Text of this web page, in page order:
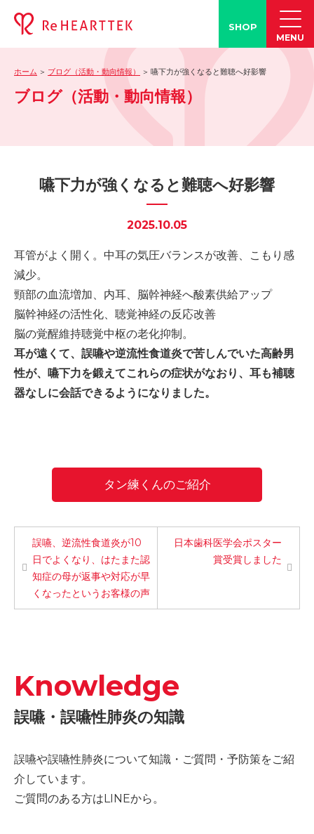
-ブログ
-学会発表情報
-お客様の声
誤嚥・誤嚥性肺炎の知識
-誤嚥・誤嚥性肺炎とは
-誤嚥のQ&A(コラム)
-誤嚥・誤嚥性肺炎の予防策
会社情報
ショップ
SHOP
MENU
ホーム ブログ（活動・動向情報） 嚥下力が強くなると難聴へ好影響
ブログ（活動・動向情報）
嚥下力が強くなると難聴へ好影響
2025.10.05
耳管がよく開く。中耳の気圧バランスが改善、こもり感
減少。
頸部の血流増加、内耳、脳幹神経へ酸素供給アップ
脳幹神経の活性化、聴覚神経の反応改善
脳の覚醒維持聴覚中枢の老化抑制。
耳が遠くて、誤嚥や逆流性食道炎で苦しんでいた高齢男
性が、嚥下力を鍛えてこれらの症状がなおり、耳も補聴
器なしに会話できるようになりました。
タン練くんのご紹介
誤嚥、逆流性食道炎が10
日でよくなり、はたまた認
知症の母が返事や対応が早
くなったというお客様の声
日本歯科医学会ポスター
賞受賞しました
Knowledge
誤嚥・誤嚥性肺炎の知識
誤嚥や誤嚥性肺炎について知識・ご質問・予防策をご紹
介しています。
ご質問のある方はLINEから。